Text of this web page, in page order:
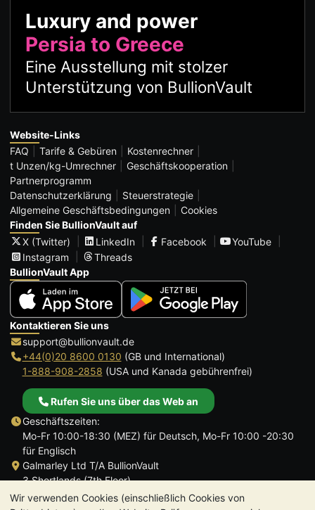
Wir verwenden Cookies (einschließlich Cookies von
Luxury and power
Persia to Greece
Eine Ausstellung mit stolzer
Unterstützung von BullionVault
Website-Links
FAQ
Tarife & Gebüren
Kostenrechner
t Unzen/kg-Umrechner
Geschäftskooperation
Partnerprogramm
Datenschutzerklärung
Steuerstrategie
Allgemeine Geschäftsbedingungen
Cookies
Finden Sie BullionVault auf
X (Twitter)
LinkedIn Facebook
YouTube
Instagram
Threads
BullionVault App
Kontaktieren Sie uns
support@bullionvault.de
+44(0)20 8600 0130 (GB und International)
1-888-908-2858 (USA und Kanada gebührenfrei)
Rufen Sie uns über das Web an
Geschäftszeiten:
Mo-Fr 10:00-18:30 (MEZ) für Deutsch, Mo-Fr 10:00 -20:30
für Englisch
Galmarley Ltd T/A BullionVault
3 Shortlands (7th Floor)
Hammersmith